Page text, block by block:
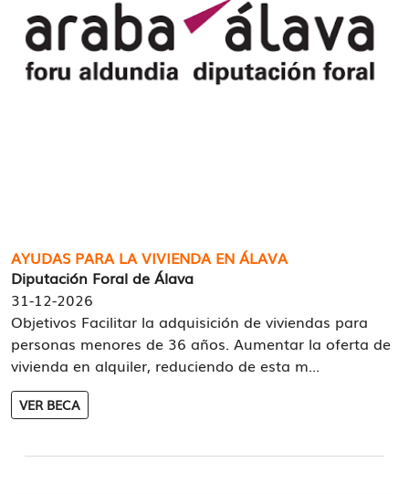
AYUDAS PARA LA VIVIENDA EN ÁLAVA
Diputación Foral de Álava
31-12-2026
Objetivos Facilitar la adquisición de viviendas para
personas menores de 36 años. Aumentar la oferta de
vivienda en alquiler, reduciendo de esta m...
VER BECA